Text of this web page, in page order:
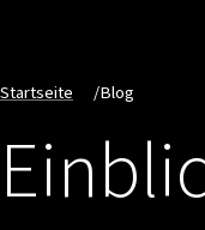
Startseite /Blog